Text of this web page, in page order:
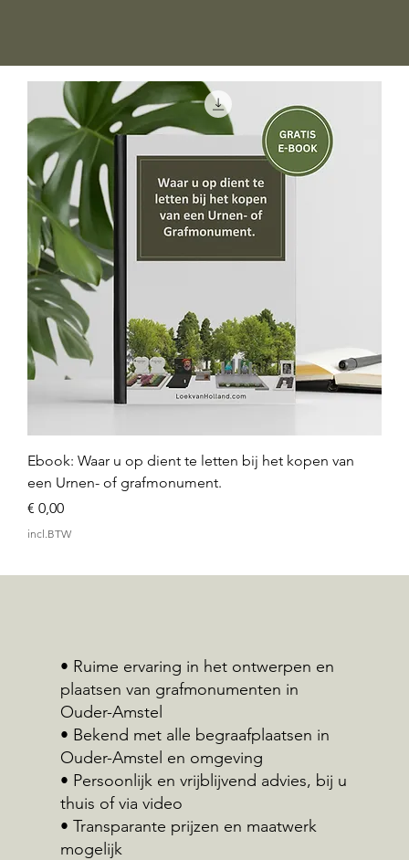
Ebook: Waar u op dient te letten bij het kopen van
een Urnen- of grafmonument.
Prijs
€ 0,00
incl.BTW
• Ruime ervaring in het ontwerpen en
plaatsen van grafmonumenten in
Ouder-Amstel
• Bekend met alle begraafplaatsen in
Ouder-Amstel en omgeving
• Persoonlijk en vrijblijvend advies, bij u
thuis of via video
• Transparante prijzen en maatwerk
mogelijk